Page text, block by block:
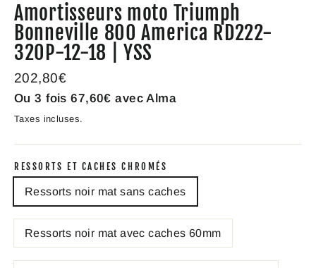
Amortisseurs moto Triumph
Bonneville 800 America RD222-
320P-12-18 | YSS
Prix
régulier
202,80€
Ou 3 fois67,60€avec Alma
Taxes incluses.
RESSORTS ET CACHES CHROMÉS
Ressorts noir mat sans caches
Ressorts noir mat avec caches 60mm